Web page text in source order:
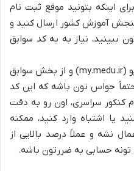
اینکه بتونید موقع ثبت نام
آموزش کشور ارسال کنید و
ببینید، نیاز به یه کد سوابق
این کد رو معمولاً از سایت مای مدیو (my.medu.ir) و از بخش سوابق
حواس تون باشه که این کد
کنکور سراسری، اون رو به دقت
یا اشتباه وارد کنید، ممکنه
نشه و عملاً درصد بالایی از
تونه حسابی به ضررتون باشه.